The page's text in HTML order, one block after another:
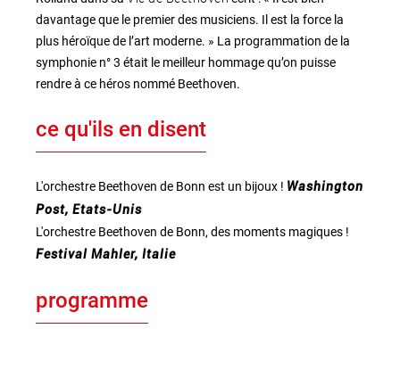
davantage que le premier des musiciens. Il est la force la
plus héroïque de l’art moderne. » La programmation de la
symphonie n° 3 était le meilleur hommage qu’on puisse
rendre à ce héros nommé Beethoven.
ce qu'ils en disent
L'orchestre Beethoven de Bonn est un bijoux ! Washington
Post, Etats-Unis
L'orchestre Beethoven de Bonn, des moments magiques !
Festival Mahler, Italie
programme